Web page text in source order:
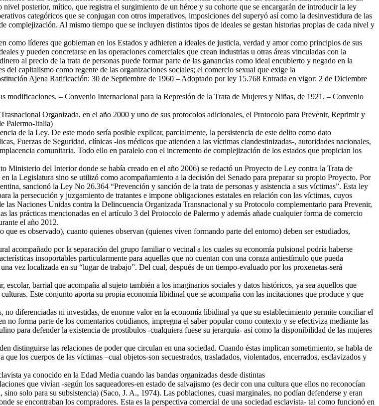
posterior, mítico, que registra el surgimiento de un héroe y su cohorte que se encargarán de introducir la ley
categóricos que se conjugan con otros imperativos, imposiciones del superyó así como la desinvestidura de las
complejización. Al mismo tiempo que se incluyen distintos tipos de ideales se gestan historias propias de cada nivel y
como líderes que gobiernan en los Estados y adhieren a ideales de justicia, verdad y amor como principios de sus
y pueden concretarse en las operaciones comerciales que crean industrias u otras áreas vinculadas con la
al precio de la trata de personas puede formar parte de las ganancias como ideal encubierto y negado en la
capitalismo como regente de las organizaciones sociales; el comercio sexual que exige la
Ajena Ratificación: 30 de Septiembre de 1960 – Adoptado por ley 15.768 Entrada en vigor: 2 de Diciembre
modificaciones. – Convenio Internacional para la Represión de la Trata de Mujeres y Niñas, de 1921. – Convenio
Organizada, en el año 2000 y uno de sus protocolos adicionales, el Protocolo para Prevenir, Reprimir y
Palermo-Italia)
de la Ley. De este modo sería posible explicar, parcialmente, la persistencia de este delito como dato
Fuerzas de Seguridad, clínicas -los médicos que atienden a las víctimas clandestinizadas-, autoridades nacionales,
comunitaria. Todo ello en paralelo con el incremento de complejización de los estados que propician los
Ministerio del Interior donde se había creado en el año 2006) se redactó un Proyecto de Ley contra la Trata de
la Legislatura sino se utilizó como acompañamiento a la decisión del Senado para preparar su propio Proyecto. Por
sancionó la Ley No 26.364 “Prevención y sanción de la trata de personas y asistencia a sus víctimas”. Esta ley
la persecución y juzgamiento de tratantes e impone obligaciones estatales en relación con las víctimas, cuyos
Naciones Unidas contra la Delincuencia Organizada Transnacional y su Protocolo complementario para Prevenir,
prácticas mencionadas en el artículo 3 del Protocolo de Palermo y además añade cualquier forma de comercio
el año 2012.
es observado), cuanto quienes observan (quienes viven formando parte del entorno) deben ser estudiados,
acompañado por la separación del grupo familiar o vecinal a los cuales su economía pulsional podría haberse
insoportables particularmente para aquellas que no cuentan con una coraza antiestímulo que pueda
vez localizada en su “lugar de trabajo”. Del cual, después de un tiempo-evaluado por los proxenetas-será
barrial que acompaña al sujeto también a los imaginarios sociales y datos históricos, ya sea aquellos que
Este conjunto aporta su propia economía libidinal que se acompaña con las incitaciones que produce y que
diferenciadas ni investidas, de enorme valor en la economía libidinal ya que su establecimiento permite conciliar el
forma parte de los comentarios cotidianos, impregna el saber popular como contexto y se efectiviza mediante las
para defender la existencia de prostíbulos -cualquiera fuese su jerarquía- así como la disponibilidad de las mujeres
distinguirse las relaciones de poder que circulan en una sociedad. Cuando éstas implican sometimiento, se habla de
los cuerpos de las víctimas –cual objetos-son secuestrados, trasladados, violentados, encerrados, esclavizados y
ya conocido en la Edad Media cuando las bandas organizadas desde distintas
que vivían -según los saqueadores-en estado de salvajismo (es decir con una cultura que ellos no reconocían
solo para su subsistencia) (Saco, J. A., 1974). Las poblaciones, cuasi marginales, no podían defenderse y eran
se encontraban los compradores. Esta es la perspectiva comercial de una sociedad esclavista- tal como funcionó en